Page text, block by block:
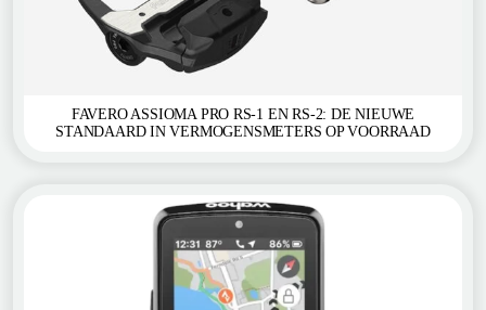
FAVERO ASSIOMA PRO RS-1 EN RS-2: DE NIEUWE
STANDAARD IN VERMOGENSMETERS OP VOORRAAD